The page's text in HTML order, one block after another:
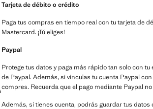
Tarjeta de débito o crédito
Paga tus compras en tiempo real con tu tarjeta de
Mastercard. ¡Tú eliges!
Paypal
Protege tus datos y paga más rápido tan solo con
de Paypal. Además, si vinculas tu cuenta Paypal
compres. Recuerda que el pago mediante Paypal
Además, si tienes cuenta, podrás guardar tus